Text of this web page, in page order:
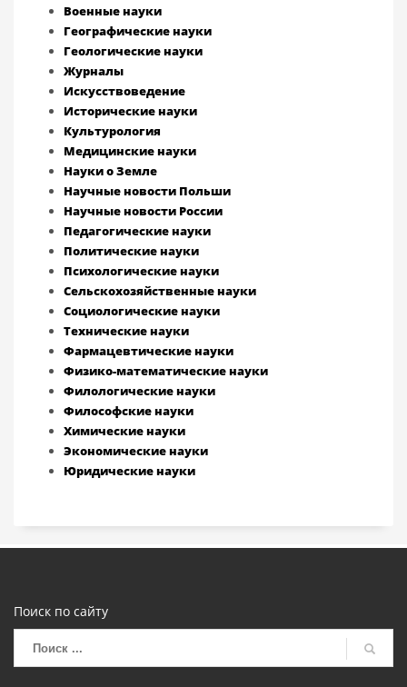
Военные науки
Географические науки
Геологические науки
Журналы
Искусствоведение
Исторические науки
Культурология
Медицинские науки
Науки о Земле
Научные новости Польши
Научные новости России
Педагогические науки
Политические науки
Психологические науки
Сельскохозяйственные науки
Социологические науки
Технические науки
Фармацевтические науки
Физико-математические науки
Филологические науки
Философские науки
Химические науки
Экономические науки
Юридические науки
Поиск по сайту